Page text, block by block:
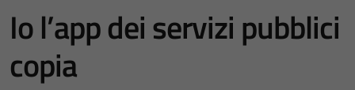
Io l’app dei servizi pubblici
copia